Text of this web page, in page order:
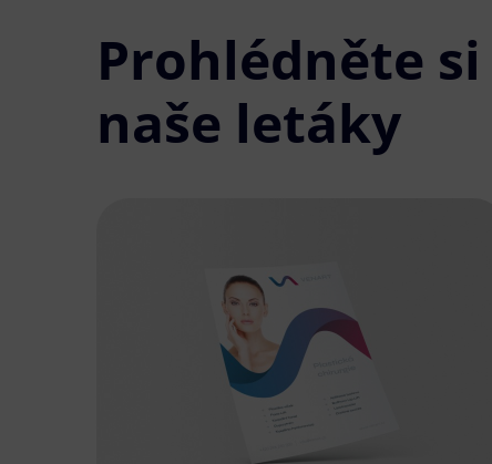
Prohlédněte si
naše letáky